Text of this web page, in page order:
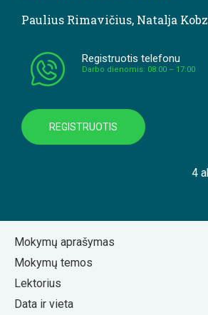
Paulius Rimavičius, Natalja
Registruotis telefonu
Darbo dienomis: 08:00 – 17:00
REGISTRUOTIS
4
Mokymų aprašymas
Mokymų temos
Lektorius
Data ir vieta